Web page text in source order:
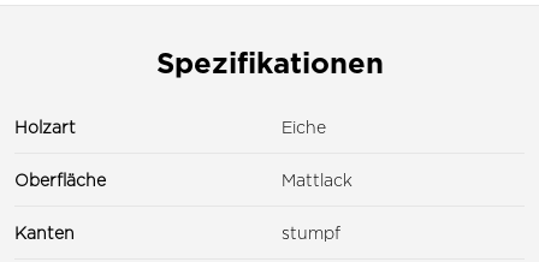
Spezifikationen
Holzart Eiche
Oberfläche Mattlack
Kanten stumpf